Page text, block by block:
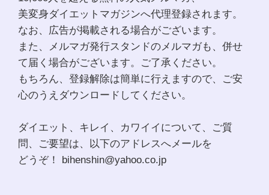
美変身ダイエットマガジンへ代理登録されます。
なお、広告が掲載される場合がございます。
また、メルマガ発行スタンドのメルマガも、併せ
て届く場合がございます。ご了承ください。
もちろん、登録解除は簡単に行えますので、ご安
心のうえダウンロードしてください。
ダイエット、キレイ、カワイイについて、ご質
問、ご要望は、以下のアドレスへメールを
どうぞ！ bihenshin@yahoo.co.jp